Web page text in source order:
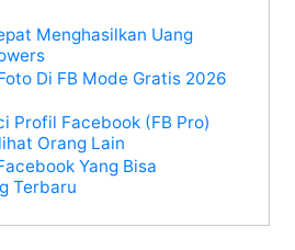
Menghasilkan Uang
Di FB Mode Gratis 2026
Profil Facebook (FB Pro)
Orang Lain
Yang Bisa
Terbaru